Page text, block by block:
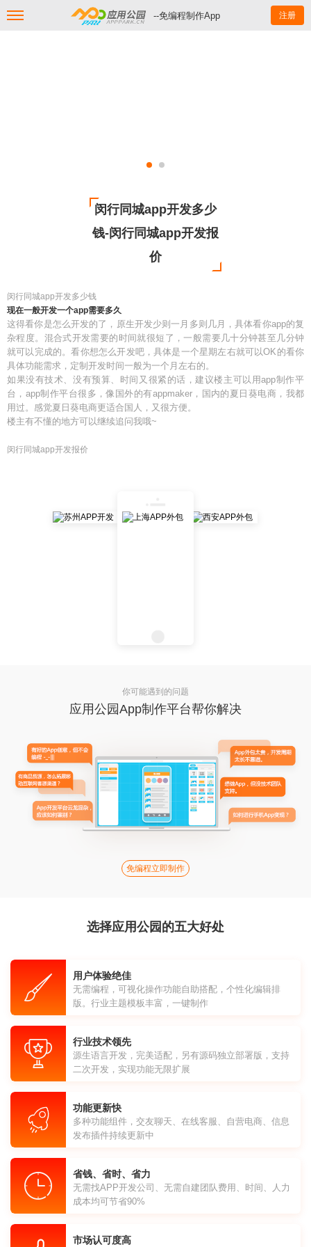
--免编程制作App 注册
闵行同城app开发多少
钱-闵行同城app开发报
价
闵行同城app开发多少钱
现在一般开发一个app需要多久
这得看你是怎么开发的了，原生开发少则一月多则几月，具体看你app的复
杂程度。混合式开发需要的时间就很短了，一般需要几十分钟甚至几分钟
就可以完成的。看你想怎么开发吧，具体是一个星期左右就可以OK的看你
具体功能需求，定制开发时间一般为一个月左右的。
如果没有技术、没有预算、时间又很紧的话，建议楼主可以用app制作平
台，app制作平台很多，像国外的有appmaker，国内的夏日葵电商，我都
用过。感觉夏日葵电商更适合国人，又很方便。
楼主有不懂的地方可以继续追问我哦~
闵行同城app开发报价
你可能遇到的问题
应用公园App制作平台帮你解决
免编程立即制作
选择应用公园的五大好处
用户体验绝佳
无需编程，可视化操作功能自助搭配，个性化编辑排
版。行业主题模板丰富，一键制作
行业技术领先
源生语言开发，完美适配，另有源码独立部署版，支持
二次开发，实现功能无限扩展
功能更新快
多种功能组件，交友聊天、在线客服、自营电商、信息
发布插件持续更新中
省钱、省时、省力
无需找APP开发公司、无需自建团队费用、时间、人力
成本均可节省90%
市场认可度高